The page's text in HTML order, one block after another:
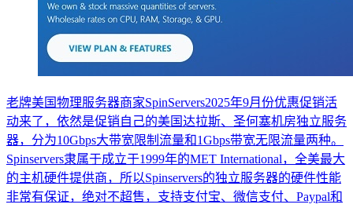
老牌美国物理服务器商家SpinServers2025年9月份优惠促销活
动来了，依然是促销自己的美国达拉斯、圣何塞机房独立服务
器，分为10Gbps大带宽限制流量和1Gbps带宽无限流量两种。
Spinservers隶属于成立于1999年的MET International，全美最大
的主机硬件提供商，所以Spinservers的独立服务器的硬件性能
非常有保证，绝对不超售，支持支付宝、微信支付、Paypal和